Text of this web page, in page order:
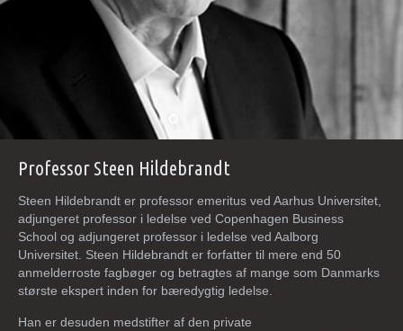
Professor Steen Hildebrandt
Steen Hildebrandt er professor emeritus ved Aarhus Universitet,
adjungeret professor i ledelse ved Copenhagen Business
School og adjungeret professor i ledelse ved Aalborg
Universitet. Steen Hildebrandt er forfatter til mere end 50
anmelderroste fagbøger og betragtes af mange som Danmarks
største ekspert inden for bæredygtig ledelse.
Han er desuden medstifter af den private